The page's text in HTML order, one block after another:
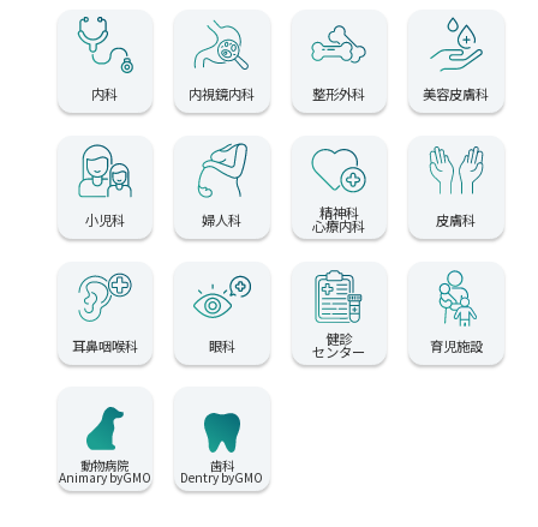
内科 内視鏡内科 整形外科 美容皮膚科
小児科 婦人科 精神科
心療内科 皮膚科
耳鼻咽喉科 眼科 健診
センター 育児施設
動物病院
Animary byGMO
歯科
Dentry byGMO